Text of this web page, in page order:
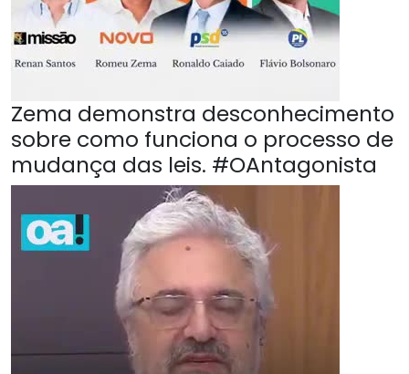
Zema demonstra desconhecimento
sobre como funciona o processo de
mudança das leis. #OAntagonista